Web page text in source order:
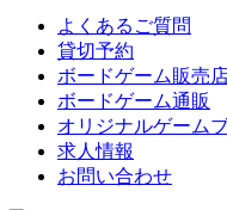
よくあるご質問
貸切予約
ボードゲーム販売
ボードゲーム通販
オリジナルゲーム
求人情報
お問い合わせ